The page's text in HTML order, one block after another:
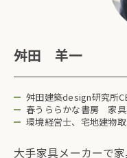
舛田 羊一
舛田建築design研究所
春うららかな書房 家
環境経営士、宅地建物
大手家具メーカーで